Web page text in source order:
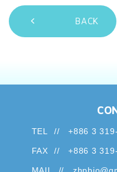
BACK
TEL +886 3
FAX +886 3